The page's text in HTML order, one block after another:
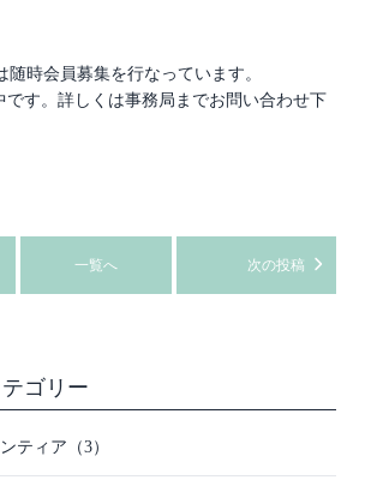
随時会員募集を行なっています。
です。詳しくは事務局までお問い合わせ下
一覧へ 次の投稿
ゴリー
ティア（3）